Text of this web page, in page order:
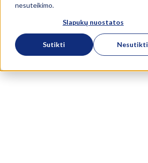
nesuteikimo.
Slapukų nuostatos
Sutikti Nesutikti